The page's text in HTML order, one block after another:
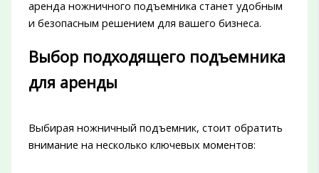
аренда ножничного подъемника станет удобным
и безопасным решением для вашего бизнеса.
Выбор подходящего подъемника
для аренды
Выбирая ножничный подъемник, стоит обратить
внимание на несколько ключевых моментов: